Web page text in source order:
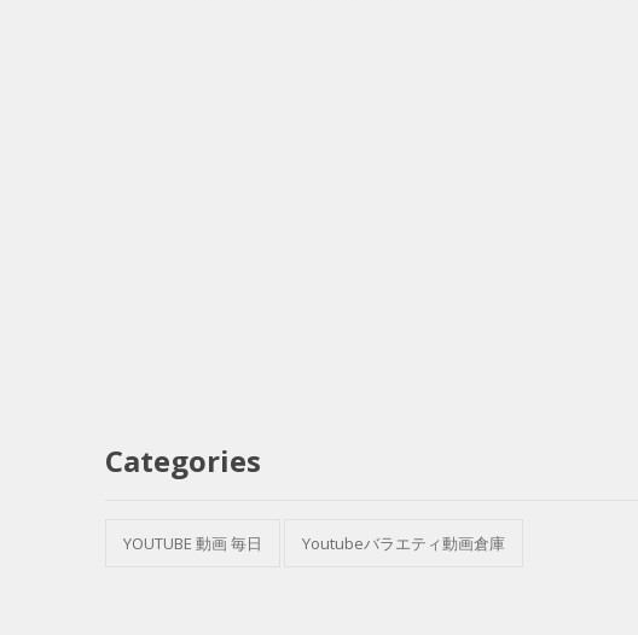
Categories
YOUTUBE 動画 毎日 Youtubeバラエティ動画倉庫